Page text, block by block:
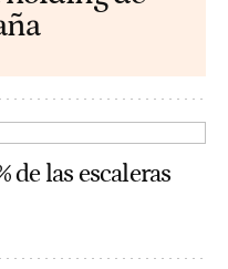
de las escaleras